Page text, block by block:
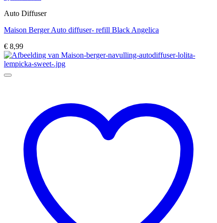
Auto Diffuser
Maison Berger Auto diffuser- refill Black Angelica
€ 8,99